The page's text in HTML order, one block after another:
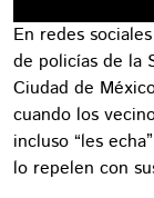
En redes
de policías de la
Ciudad de
cuando los
incluso “les
lo repelen con